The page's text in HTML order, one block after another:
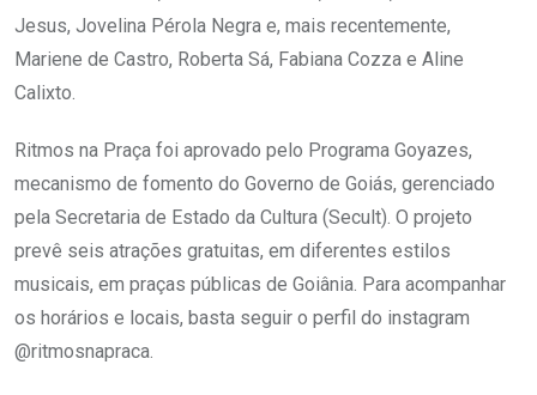
Jesus, Jovelina Pérola Negra e, mais recentemente,
Mariene de Castro, Roberta Sá, Fabiana Cozza e Aline
Calixto.
Ritmos na Praça foi aprovado pelo Programa Goyazes,
mecanismo de fomento do Governo de Goiás, gerenciado
pela Secretaria de Estado da Cultura (Secult). O projeto
prevê seis atrações gratuitas, em diferentes estilos
musicais, em praças públicas de Goiânia. Para acompanhar
os horários e locais, basta seguir o perfil do instagram
@ritmosnapraca.